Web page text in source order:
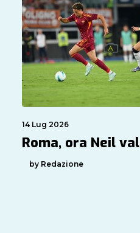
14 Lug 2026
Roma, ora Neil
by Redazione